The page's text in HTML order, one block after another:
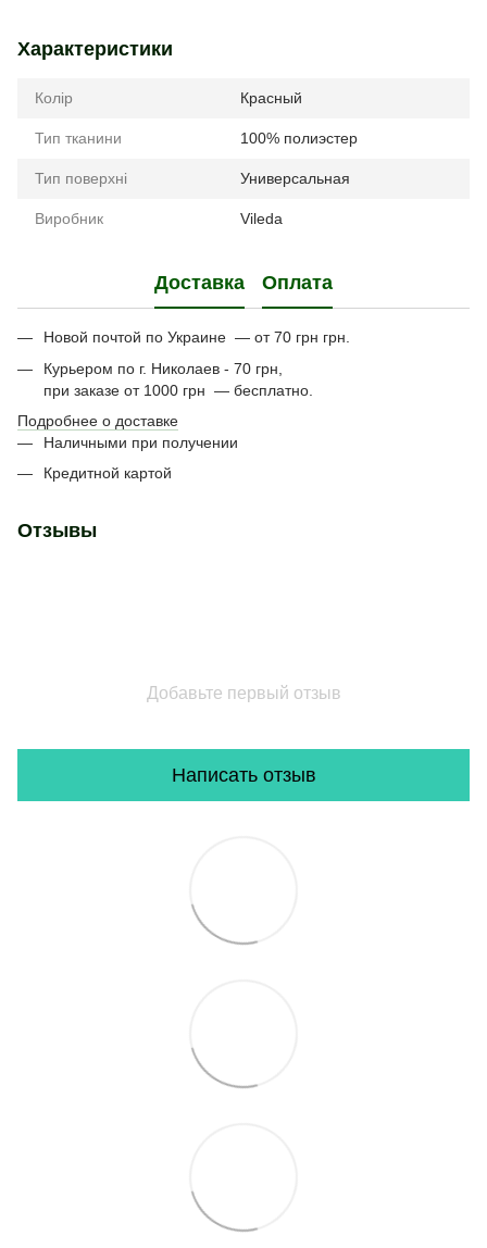
Характеристики
Колір Красный
Тип тканини 100% полиэстер
Тип поверхні Универсальная
Виробник Vileda
Доставка Оплата
Новой почтой по Украине — от 70 грн грн.
Курьером по г. Николаев - 70 грн,
при заказе от 1000 грн — бесплатно.
Подробнее о доставке
Наличными при получении
Кредитной картой
Отзывы
Добавьте первый отзыв
Написать отзыв